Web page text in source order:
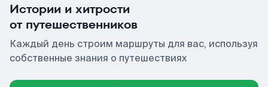
Истории и хитрости
от путешественников
Каждый день строим маршруты для вас, используя
собственные знания о путешествиях